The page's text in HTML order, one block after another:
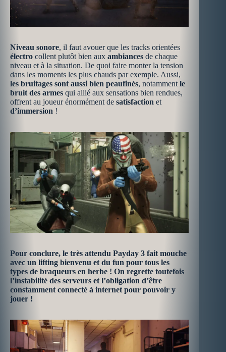
Niveau sonore, il faut avouer que les tracks orientées
électro collent plutôt bien aux ambiances de chaque
niveau et à la situation. De quoi faire monter la tension
dans les moments les plus chauds par exemple. Aussi,
les bruitages sont aussi bien peaufinés, notamment le
bruit des armes qui allié aux sensations bien rendues,
offrent au joueur énormément de satisfaction et
d’immersion !
Pour conclure, le très attendu Payday 3 fait mouche
avec un lifting bienvenu et du fun pour tous les
types de braqueurs en herbe ! On regrette toutefois
l’instabilité des serveurs et l’obligation d’être
constamment connecté à internet pour pouvoir y
jouer !